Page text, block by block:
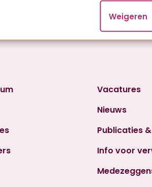
Weigeren
Tel. 088 512 92 71
Vacatures
Nieuws
Publicaties
Info voor